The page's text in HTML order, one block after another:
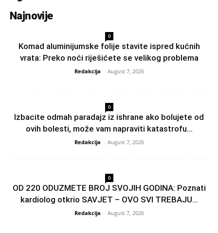
Najnovije
0
Komad aluminijumske folije stavite ispred kućnih
vrata: Preko noći riješićete se velikog problema
Redakcija - August 7, 2026
0
Izbacite odmah paradajz iz ishrane ako bolujete od
ovih bolesti, može vam napraviti katastrofu...
Redakcija - August 7, 2026
0
OD 220 ODUZMETE BROJ SVOJIH GODINA: Poznati
kardiolog otkrio SAVJET – OVO SVI TREBAJU...
Redakcija - August 7, 2026